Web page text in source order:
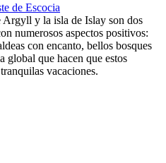
de Escocia
Argyll y la isla de Islay son dos
numerosos aspectos positivos:
con encanto, bellos bosques
global que hacen que estos
vacaciones.